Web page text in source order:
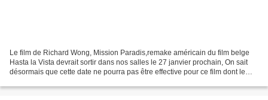
Le film de Richard Wong, Mission Paradis,remake américain du film belge
Hasta la Vista devrait sortir dans nos salles le 27 janvier prochain, On sait
désormais que cette date ne pourra pas être effective pour ce film dont le